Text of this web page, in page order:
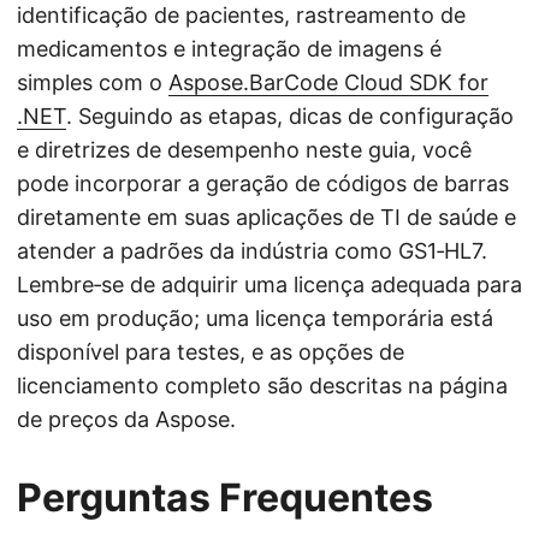
identificação de pacientes, rastreamento de
medicamentos e integração de imagens é
simples com o Aspose.BarCode Cloud SDK for
.NET. Seguindo as etapas, dicas de configuração
e diretrizes de desempenho neste guia, você
pode incorporar a geração de códigos de barras
diretamente em suas aplicações de TI de saúde e
atender a padrões da indústria como GS1‑HL7.
Lembre‑se de adquirir uma licença adequada para
uso em produção; uma licença temporária está
disponível para testes, e as opções de
licenciamento completo são descritas na página
de preços da Aspose.
Perguntas Frequentes